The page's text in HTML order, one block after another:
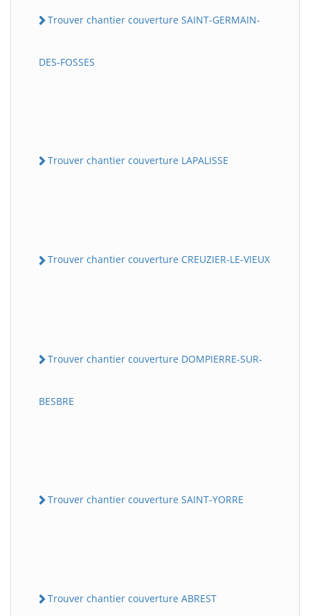
Trouver chantier couverture SAINT-GERMAIN-
DES-FOSSES
Trouver chantier couverture LAPALISSE
Trouver chantier couverture CREUZIER-LE-VIEUX
Trouver chantier couverture DOMPIERRE-SUR-
BESBRE
Trouver chantier couverture SAINT-YORRE
Trouver chantier couverture ABREST